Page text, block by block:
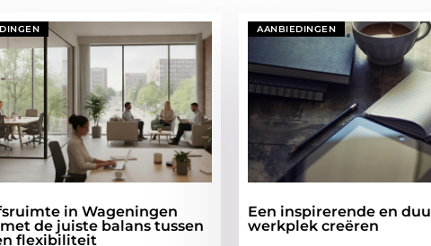
in Wageningen
de juiste balans tussen
flexibiliteit
AANBIEDINGEN
Een inspirerende en
werkplek creëren